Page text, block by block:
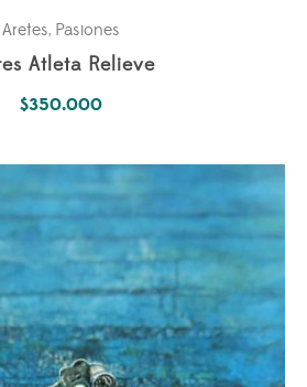
Aretes, Pasiones
Atleta Relieve
$350.000